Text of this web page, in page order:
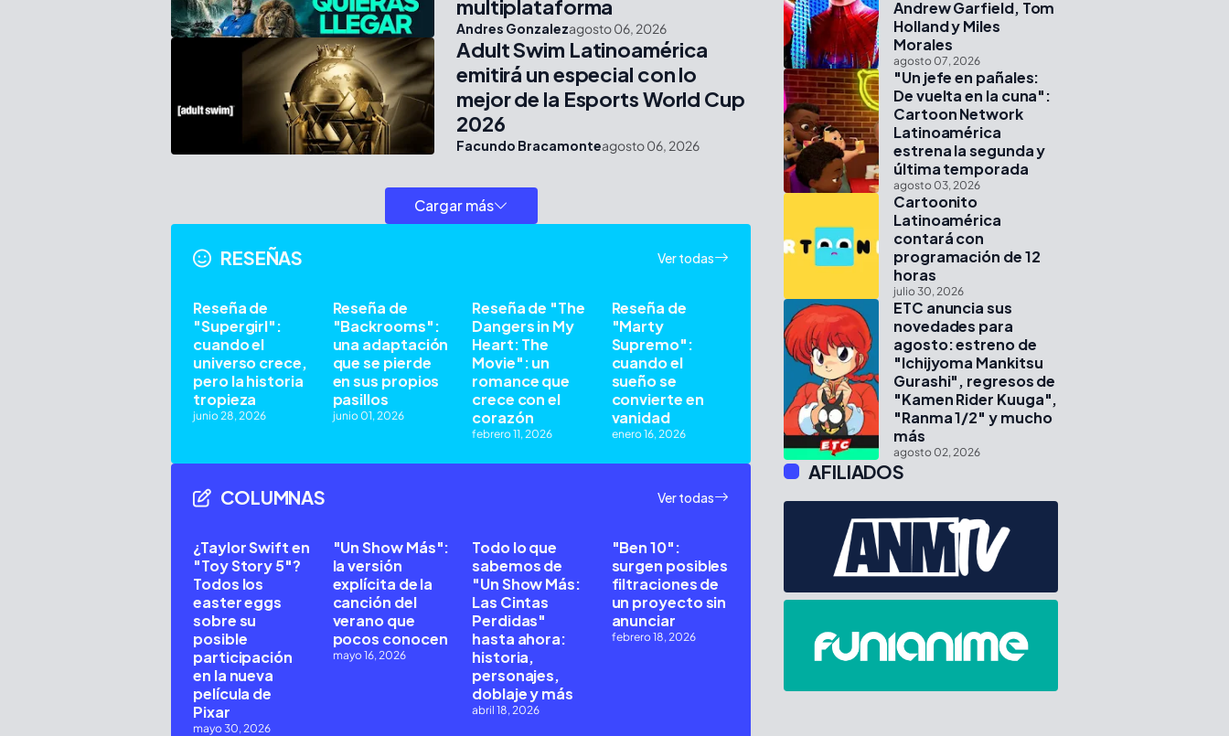
multiplataforma
Andres Gonzalezagosto 06, 2026
Adult Swim Latinoamérica
emitirá un especial con lo
mejor de la Esports World Cup
2026
Facundo Bracamonteagosto 06, 2026
Cargar más
RESEÑAS Ver todas
Reseña de
"Supergirl":
cuando el
universo crece,
pero la historia
tropieza
junio 28, 2026
Reseña de
"Backrooms":
una adaptación
que se pierde
en sus propios
pasillos
junio 01, 2026
Reseña de "The
Dangers in My
Heart: The
Movie": un
romance que
crece con el
corazón
febrero 11, 2026
Reseña de
"Marty
Supremo":
cuando el
sueño se
convierte en
vanidad
enero 16, 2026
COLUMNAS Ver todas
¿Taylor Swift en
"Toy Story 5"?
Todos los
easter eggs
sobre su
posible
participación
en la nueva
película de
Pixar
mayo 30, 2026
"Un Show Más":
la versión
explícita de la
canción del
verano que
pocos conocen
mayo 16, 2026
Todo lo que
sabemos de
"Un Show Más:
Las Cintas
Perdidas"
hasta ahora:
historia,
personajes,
doblaje y más
abril 18, 2026
"Ben 10":
surgen posibles
filtraciones de
un proyecto sin
anunciar
febrero 18, 2026
Andrew Garfield, Tom
Holland y Miles
Morales
agosto 07, 2026
"Un jefe en pañales:
De vuelta en la cuna":
Cartoon Network
Latinoamérica
estrena la segunda y
última temporada
agosto 03, 2026
Cartoonito
Latinoamérica
contará con
programación de 12
horas
julio 30, 2026
ETC anuncia sus
novedades para
agosto: estreno de
"Ichijyoma Mankitsu
Gurashi", regresos de
"Kamen Rider Kuuga",
"Ranma 1/2" y mucho
más
agosto 02, 2026
AFILIADOS